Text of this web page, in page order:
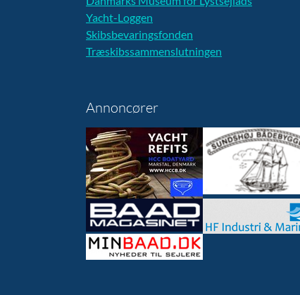
Yacht-Loggen
Skibsbevaringsfonden
Træskibssammenslutningen
Annoncører